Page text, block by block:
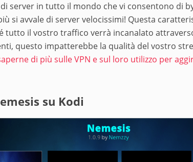
server in tutto il mondo che vi consentono di
si avvale di server velocissimi! Questa
tutto il vostro traffico verrà incanalato
questo impatterebbe la qualità del vostro
di più sulle VPN e sul loro utilizzo per
su Kodi